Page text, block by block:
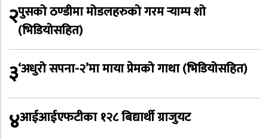
२पुसको ठण्डीमा मोडलहरुको गरम र्‍याम्प शो
(भिडियोसहित)
३‘अधुरो सपना-२’मा माया प्रेमको गाथा (भिडियोसहित)
४आईआईएफटीका १२८ बिद्यार्थी ग्राजुयट